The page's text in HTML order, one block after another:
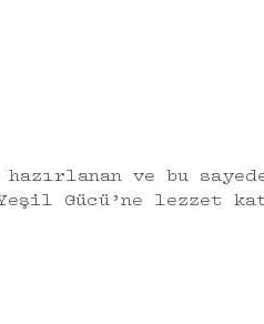
ve bu
Gücü’ne lezzet